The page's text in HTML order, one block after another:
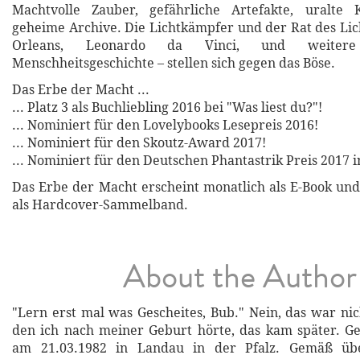
Machtvolle Zauber, gefährliche Artefakte, uralte
geheime Archive. Die Lichtkämpfer und der Rat des
Orleans, Leonardo da Vinci, und
Menschheitsgeschichte – stellen sich gegen das Böse.
Das Erbe der Macht ...
... Platz 3 als Buchliebling 2016 bei "Was liest du?"!
... Nominiert für den Lovelybooks Lesepreis 2016!
... Nominiert für den Skoutz-Award 2017!
... Nominiert für den Deutschen Phantastrik Preis 2017
Das Erbe der Macht erscheint monatlich als E-Book
als Hardcover-Sammelband.
About the Author
"Lern erst mal was Gescheites, Bub." Nein, das war
den ich nach meiner Geburt hörte, das kam später.
am 21.03.1982 in Landau in der Pfalz. Gemäß